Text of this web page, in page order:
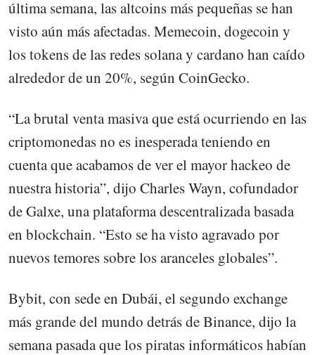
última semana, las altcoins más pequeñas se han
visto aún más afectadas. Memecoin, dogecoin y
los tokens de las redes solana y cardano han caído
alrededor de un 20%, según CoinGecko.
“La brutal venta masiva que está ocurriendo en las
criptomonedas no es inesperada teniendo en
cuenta que acabamos de ver el mayor hackeo de
nuestra historia”, dijo Charles Wayn, cofundador
de Galxe, una plataforma descentralizada basada
en blockchain. “Esto se ha visto agravado por
nuevos temores sobre los aranceles globales”.
Bybit, con sede en Dubái, el segundo exchange
más grande del mundo detrás de Binance, dijo la
semana pasada que los piratas informáticos habían